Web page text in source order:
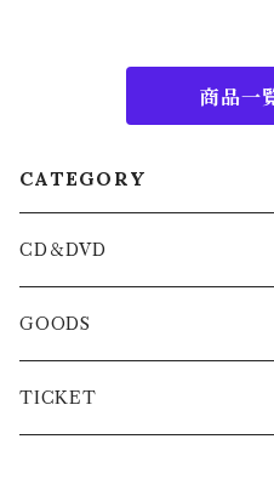
商品一
CATEGORY
CD＆DVD
GOODS
TICKET